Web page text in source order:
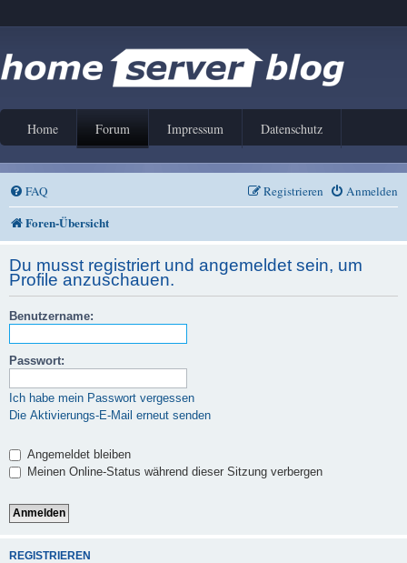
Home Forum Impressum Datenschutz
FAQ Anmelden
Registrieren
Foren-Übersicht
Du musst registriert und angemeldet sein, um
Profile anzuschauen.
Benutzername:
Passwort:
Ich habe mein Passwort vergessen
Die Aktivierungs-E-Mail erneut senden
Angemeldet bleiben
Meinen Online-Status während dieser Sitzung verbergen
REGISTRIEREN